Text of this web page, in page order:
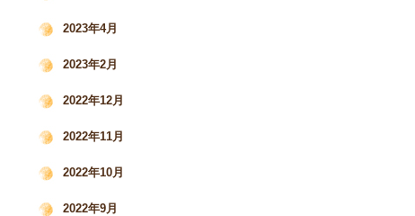
2023年4月
2023年2月
2022年12月
2022年11月
2022年10月
2022年9月